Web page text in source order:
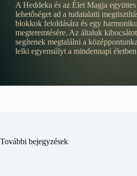
A Heddeka és az Élet Magja
lehetőséget ad a tudatalatti
blokkok feloldására és egy
megteremtésére. Az általuk
segítenek megtalálni a
lelki egyensúlyt a mindennapi
További bejegyzések